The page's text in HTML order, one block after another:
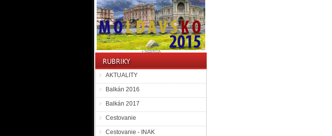
AKTUALITY
Balkán 2016
Balkán 2017
Cestovanie
Cestovanie - INAK